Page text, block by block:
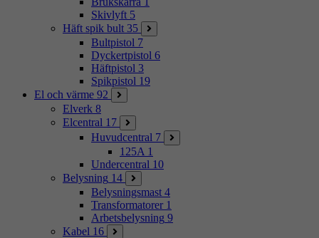
Skivlyft 5
Häft spik bult 35
Bultpistol 7
Dyckertpistol 6
Häftpistol 3
Spikpistol 19
El och värme 92
Elverk 8
Elcentral 17
Huvudcentral 7
125A 1
Undercentral 10
Belysning 14
Belysningsmast 4
Transformatorer 1
Arbetsbelysning 9
Kabel 16